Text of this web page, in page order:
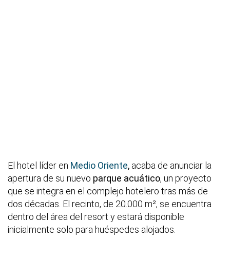
El hotel líder en Medio Oriente, acaba de anunciar la
apertura de su nuevo parque acuático, un proyecto
que se integra en el complejo hotelero tras más de
dos décadas. El recinto, de 20.000 m², se encuentra
dentro del área del resort y estará disponible
inicialmente solo para huéspedes alojados.